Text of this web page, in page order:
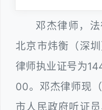
邓杰律师，
北京市炜衡（深圳
律师执业证号为
00。邓杰律师现
市人民政府听证